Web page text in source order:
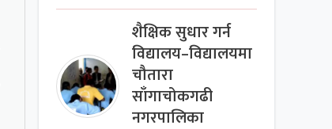
शैक्षिक सुधार गर्न
विद्यालय–विद्यालयमा
चौतारा
साँगाचोकगढी
नगरपालिका